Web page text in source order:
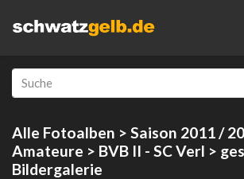
Alle Fotoalben > Saison 2011 /
Amateure > BVB II - SC Verl >
Bildergalerie